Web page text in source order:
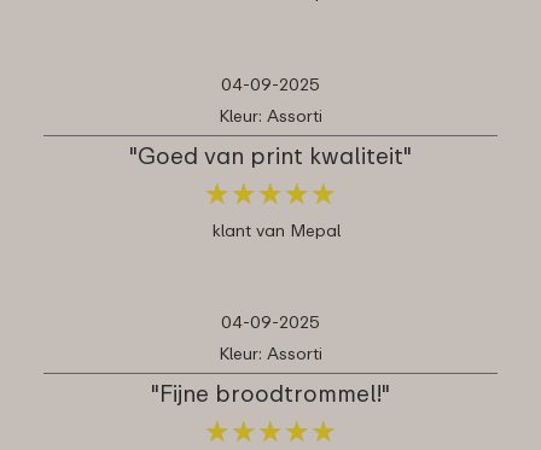
04-09-2025
Kleur: Assorti
"Goed van print kwaliteit"
★★★★★
★★★★★
klant van Mepal
04-09-2025
Kleur: Assorti
"Fijne broodtrommel!"
★★★★★
★★★★★